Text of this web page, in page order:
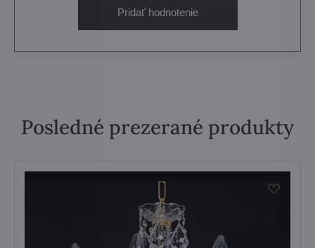
Pridať hodnotenie
Posledné prezerané produkty